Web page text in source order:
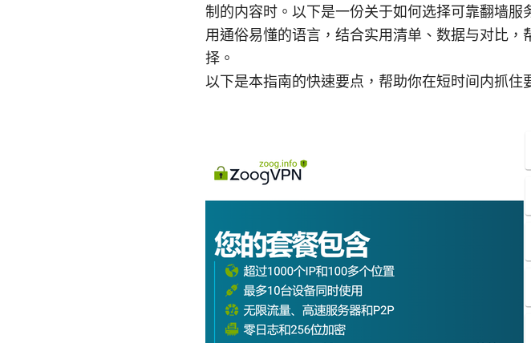
制的内容时。以下是一份关于如何选择可靠翻墙
用通俗易懂的语言，结合实用清单、数据与对比
择。
以下是本指南的快速要点，帮助你在短时间内抓住